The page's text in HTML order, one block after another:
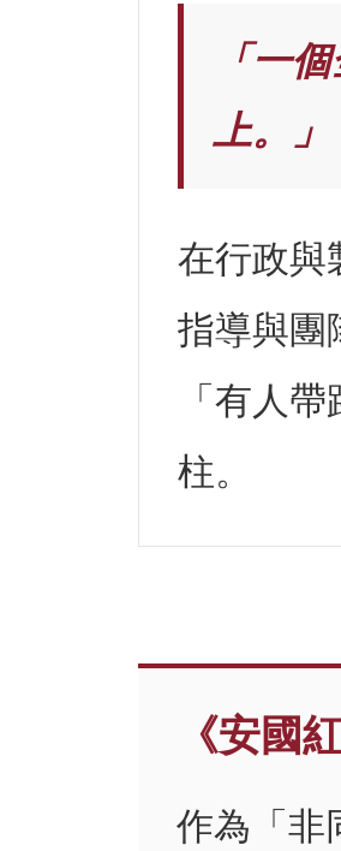
「一
上。」
在行政與
指導與團
「有人
柱。
《安國
作為「非